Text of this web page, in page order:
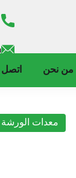
اتصل من نحن
معدات الورشة